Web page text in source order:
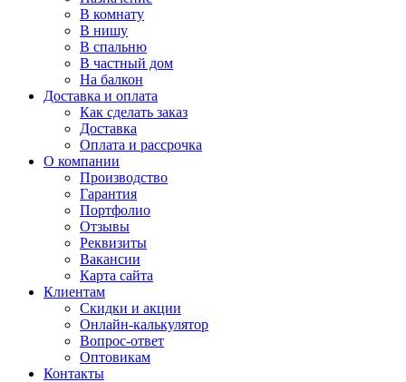
В комнату
В нишу
В спальню
В частный дом
На балкон
Доставка и оплата
Как сделать заказ
Доставка
Оплата и рассрочка
О компании
Производство
Гарантия
Портфолио
Отзывы
Реквизиты
Вакансии
Карта сайта
Клиентам
Скидки и акции
Онлайн-калькулятор
Вопрос-ответ
Оптовикам
Контакты